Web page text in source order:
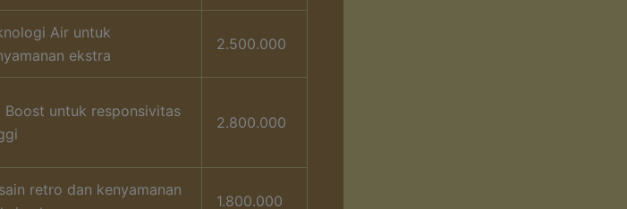
Air untuk
ekstra
2.500.000
Boost untuk responsivitas
2.800.000
retro dan kenyamanan
1.800.000